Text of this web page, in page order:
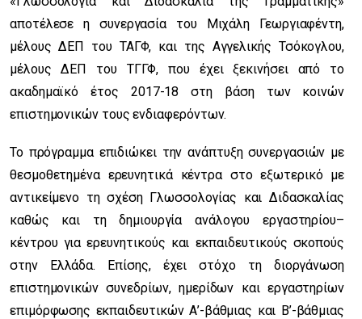
αποτέλεσε η συνεργασία του Μιχάλη Γεωργιαφέντη,
μέλους ΔΕΠ του ΤΑΓΦ, και της Αγγελικής Τσόκογλου,
μέλους ΔΕΠ του ΤΓΓΦ, που έχει ξεκινήσει από το
ακαδημαϊκό έτος 2017-18 στη βάση των κοινών
επιστημονικών τους ενδιαφερόντων.
Το πρόγραμμα επιδιώκει την ανάπτυξη συνεργασιών με
θεσμοθετημένα ερευνητικά κέντρα στο εξωτερικό με
αντικείμενο τη σχέση Γλωσσολογίας και Διδασκαλίας
καθώς και τη δημιουργία ανάλογου εργαστηρίου–
κέντρου για ερευνητικούς και εκπαιδευτικούς σκοπούς
στην Ελλάδα. Επίσης, έχει στόχο τη διοργάνωση
επιστημονικών συνεδρίων, ημερίδων και εργαστηρίων
επιμόρφωσης εκπαιδευτικών Α’-βάθμιας και Β’-βάθμιας